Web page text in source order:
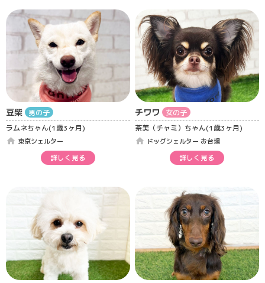
豆柴
男の子
ラムネちゃん(1歳3ヶ月)
home 東京シェルター
詳しく見る
チワワ
女の子
茶美（チャミ）ちゃん(1歳3ヶ月)
home ドッグシェルター お台場
詳しく見る